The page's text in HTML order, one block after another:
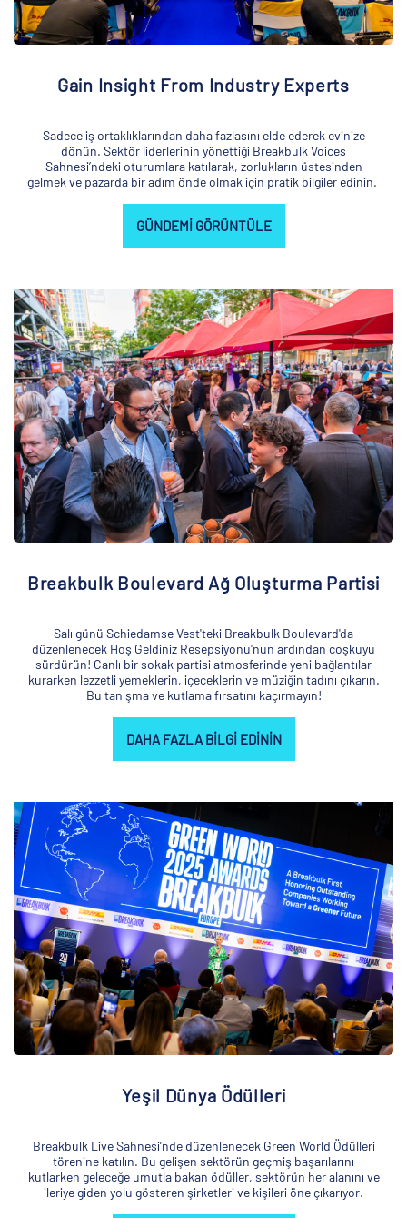
Gain Insight From Industry Experts
Sadece iş ortaklıklarından daha fazlasını elde ederek evinize
dönün. Sektör liderlerinin yönettiği Breakbulk Voices
Sahnesi’ndeki oturumlara katılarak, zorlukların üstesinden
gelmek ve pazarda bir adım önde olmak için pratik bilgiler edinin.
GÜNDEMI GÖRÜNTÜLE
Breakbulk Boulevard Ağ Oluşturma Partisi
Salı günü Schiedamse Vest'teki Breakbulk Boulevard'da
düzenlenecek Hoş Geldiniz Resepsiyonu'nun ardından coşkuyu
sürdürün! Canlı bir sokak partisi atmosferinde yeni bağlantılar
kurarken lezzetli yemeklerin, içeceklerin ve müziğin tadını çıkarın.
Bu tanışma ve kutlama fırsatını kaçırmayın!
DAHA FAZLA BILGI EDININ
Yeşil Dünya Ödülleri
Breakbulk Live Sahnesi’nde düzenlenecek Green World Ödülleri
törenine katılın. Bu gelişen sektörün geçmiş başarılarını
kutlarken geleceğe umutla bakan ödüller, sektörün her alanını ve
ileriye giden yolu gösteren şirketleri ve kişileri öne çıkarıyor.